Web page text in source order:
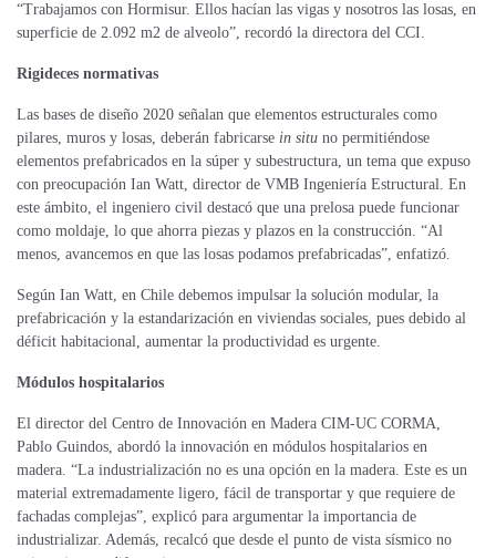
“Trabajamos con Hormisur. Ellos hacían las vigas y nosotros las losas, en
superficie de 2.092 m2 de alveolo”, recordó la directora del CCI.
Rigideces normativas
Las bases de diseño 2020 señalan que elementos estructurales como
pilares, muros y losas, deberán fabricarse in situ no permitiéndose
elementos prefabricados en la súper y subestructura, un tema que expuso
con preocupación Ian Watt, director de VMB Ingeniería Estructural. En
este ámbito, el ingeniero civil destacó que una prelosa puede funcionar
como moldaje, lo que ahorra piezas y plazos en la construcción. “Al
menos, avancemos en que las losas podamos prefabricadas”, enfatizó.
Según Ian Watt, en Chile debemos impulsar la solución modular, la
prefabricación y la estandarización en viviendas sociales, pues debido al
déficit habitacional, aumentar la productividad es urgente.
Módulos hospitalarios
El director del Centro de Innovación en Madera CIM-UC CORMA,
Pablo Guindos, abordó la innovación en módulos hospitalarios en
madera. “La industrialización no es una opción en la madera. Este es un
material extremadamente ligero, fácil de transportar y que requiere de
fachadas complejas”, explicó para argumentar la importancia de
industrializar. Además, recalcó que desde el punto de vista sísmico no